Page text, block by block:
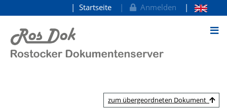
zum Inhalt
Startseite Anmelden
zum übergeordneten Dokument